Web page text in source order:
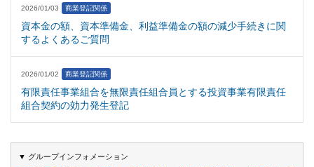
2026/01/03 商業登記関係
資本金の額、資本準備金、利益準備金の額の減少手続きに関
するよくあるご質問
2026/01/02 商業登記関係
有限責任事業組合を無限責任組合員とする投資事業有限責任
組合契約の効力発生登記
▼ グループインフォメーション